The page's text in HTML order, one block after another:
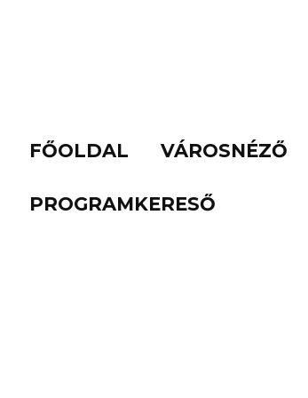
FŐOLDAL VÁROSNÉZŐ
PROGRAMKERESŐ